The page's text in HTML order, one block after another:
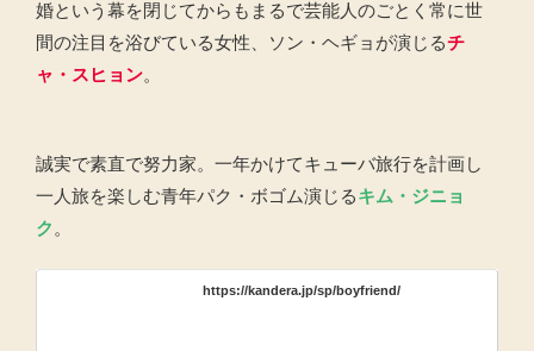
婚という幕を閉じてからもまるで芸能人のごとく常に世
間の注目を浴びている女性、ソン・ヘギョが演じるチ
ャ・スヒョン。
誠実で素直で努力家。一年かけてキューバ旅行を計画し
一人旅を楽しむ青年パク・ボゴム演じるキム・ジニョ
ク 。
https://kandera.jp/sp/boyfriend/